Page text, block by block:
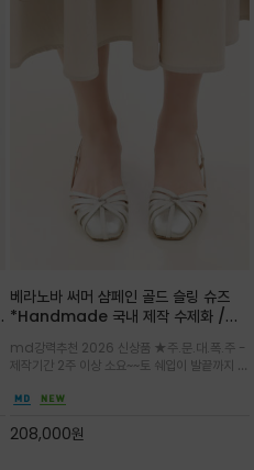
베라노바 써머 샴페인 골드 슬링 슈즈
*Handmade 국내 제작 수제화 /은
스럽게 밝혀주는 슬링백 플랫슈
md강력추천 2026 신상품 ★주.문.대.폭.주 -
제작기간 2주 이상 소요~~토 쉐입이 발끝까지 세
끔한 디자인과 베이직한 컬러감으로 높은 활용도
일까지 두루 잘 어울리는 활2
208,000원